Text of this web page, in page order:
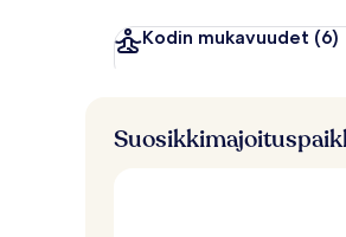
Kodin mukavuudet (6)